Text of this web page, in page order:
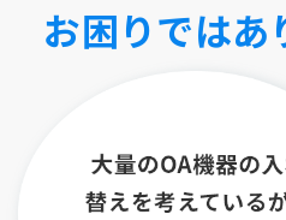
お困りではあ